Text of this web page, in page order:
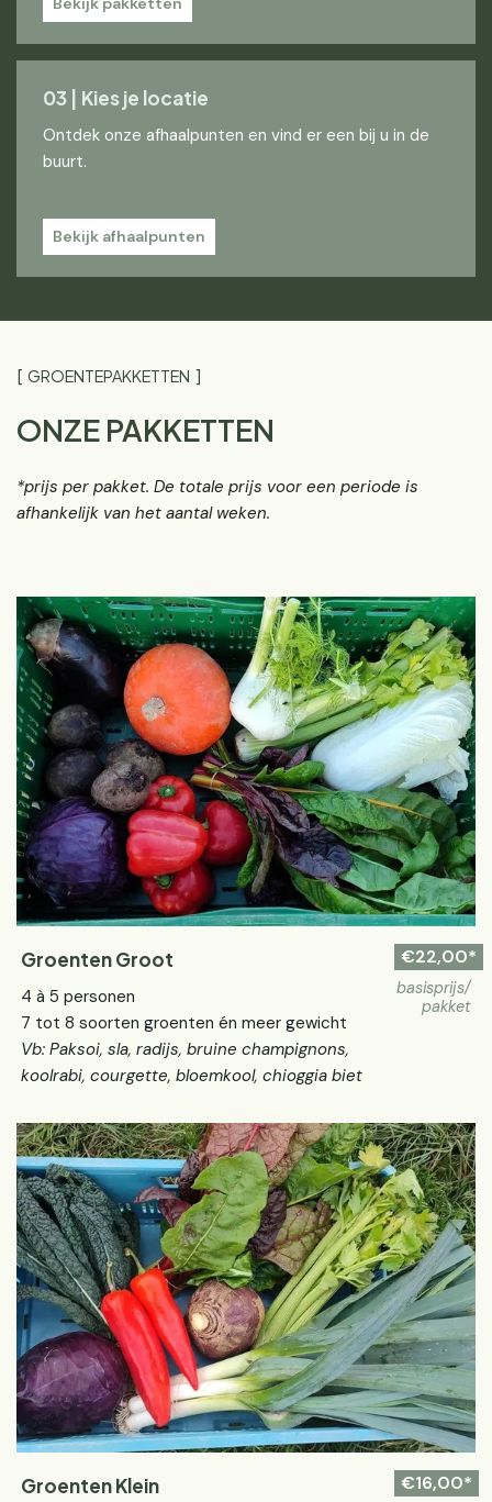
03 | Kies je locatie
Ontdek onze afhaalpunten en vind er een bij u in de
buurt.
Bekijk afhaalpunten
GROENTEPAKKETTEN
ONZE PAKKETTEN
*prijs per pakket. De totale prijs voor een periode is
afhankelijk van het aantal weken.
Groenten Groot
4 à 5 personen
7 tot 8 soorten groenten én meer gewicht
Vb: Paksoi, sla, radijs, bruine champignons,
koolrabi, courgette, bloemkool, chioggia biet
€22,00*
basisprijs/
pakket
Groenten Klein €16,00*